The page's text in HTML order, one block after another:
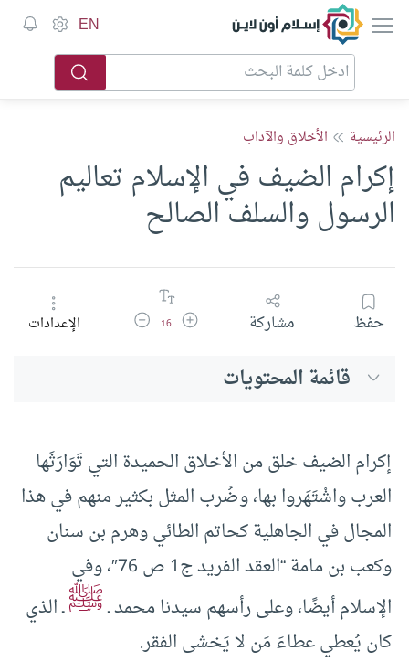
إسلام أون لاين EN
الرئيسية الأخلاق والآداب
إكرام الضيف في الإسلام تعاليم
الرسول والسلف الصالح
حفظ مشاركة زيادة حجم الخط
16 تقليل حجم الخطالإعدادات
قائمة المحتويات
إكرام الضيف خلق من الأخلاق الحميدة التي تَوَارَثَها
العرب واشْتَهَروا بها، وضُرب المثل بكثير منهم في هذا
المجال في الجاهلية كحاتم الطائي وهرم بن سنان
وكعب بن مامة “العقد الفريد ج1 ص 76″، وفي
الإسلام أيضًا، وعلى رأسهم سيدنا محمد ـﷺـ الذي
كان يُعطي عطاءَ مَن لا يَخشى الفقر.